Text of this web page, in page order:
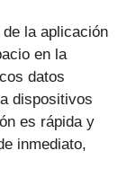
la aplicación
en la
datos
dispositivos
es rápida y
inmediato,